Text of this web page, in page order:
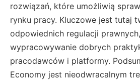
rozwiązań, które umożliwią
rynku pracy. Kluczowe jest tutaj
odpowiednich regulacji
wypracowywanie dobrych
pracodawców i platformy.
Economy jest nieodwracalnym